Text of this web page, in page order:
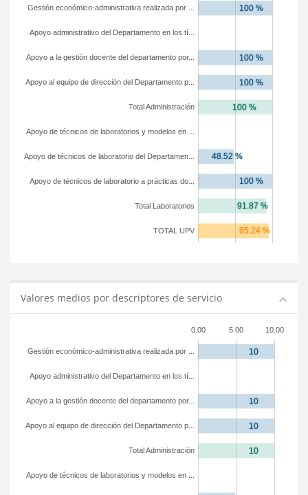
TOTAL UPV
Total Laboratorios
Apoyo de técnicos de laboratorio a prácticas do...
Apoyo de técnicos de laboratorio del Departamen...
Apoyo de técnicos de laboratorios y modelos en ...
Total Administración
Apoyo al equipo de dirección del Departamento p...
Apoyo a la gestión docente del departamento por...
Apoyo administrativo del Departamento en los tí...
Gestión económico-administrativa realizada por ...
Valores medios por descriptores de servicio
0.00 5.00 10.00
Apoyo de técnicos de laboratorios y modelos en ...
Total Administración
Apoyo al equipo de dirección del Departamento p...
Apoyo a la gestión docente del departamento por...
Apoyo administrativo del Departamento en los tí...
Gestión económico-administrativa realizada por ...